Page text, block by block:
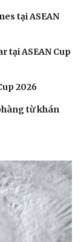
bé
tại ASEAN
tại ASEAN Cup
2026
từ khán